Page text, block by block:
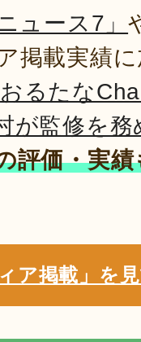
ュース7」
掲載実績
おるたな
が監修を
評価・実
ィア掲載」を